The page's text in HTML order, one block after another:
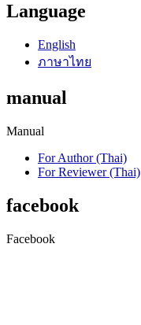
Language
English
ภาษาไทย
manual
Manual
For Author (Thai)
For Reviewer (Thai)
facebook
Facebook